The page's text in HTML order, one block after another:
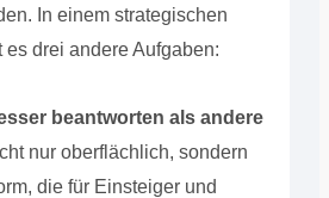
In einem strategischen
es drei andere Aufgaben:
beantworten als andere
nur oberflächlich, sondern
die für Einsteiger und